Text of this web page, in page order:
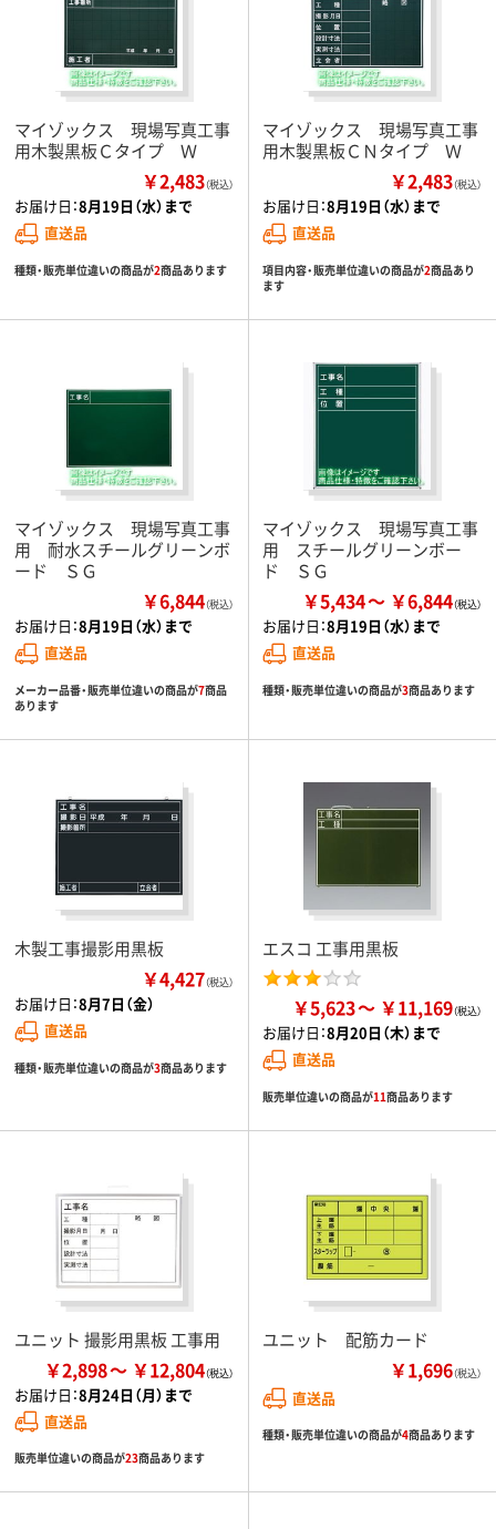
マイゾックス 現場写真工事
用木製黒板Ｃタイプ Ｗ
￥2,483（税込）
お届け日：8月19日（水）まで
直送品
種類・販売単位違いの商品が2商品あります
マイゾックス 現場写真工事
用木製黒板ＣＮタイプ Ｗ
￥2,483（税込）
お届け日：8月19日（水）まで
直送品
項目内容・販売単位違いの商品が2商品あり
ます
マイゾックス 現場写真工事
用 耐水スチールグリーンボ
ード ＳＧ
￥6,844（税込）
お届け日：8月19日（水）まで
直送品
メーカー品番・販売単位違いの商品が7商品
あります
マイゾックス 現場写真工事
用 スチールグリーンボー
ド ＳＧ
￥5,434 ￥6,844
お届け日：8月19日（水）まで
直送品
種類・販売単位違いの商品が3商品あります
木製工事撮影用黒板
￥4,427（税込）
お届け日：8月7日（金）
直送品
種類・販売単位違いの商品が3商品あります
エスコ 工事用黒板
￥5,623 ￥11,169
お届け日：8月20日（木）まで
直送品
販売単位違いの商品が11商品あります
ユニット 撮影用黒板 工事用
￥2,898 ￥12,804
お届け日：8月24日（月）まで
直送品
販売単位違いの商品が23商品あります
ユニット 配筋カード
￥1,696（税込）
直送品
種類・販売単位違いの商品が4商品あります